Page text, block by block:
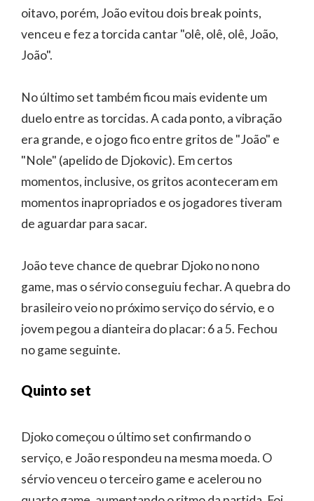
oitavo, porém, João evitou dois break points,
venceu e fez a torcida cantar "olê, olê, olê, João,
João".
No último set também ficou mais evidente um
duelo entre as torcidas. A cada ponto, a vibração
era grande, e o jogo fico entre gritos de "João" e
"Nole" (apelido de Djokovic). Em certos
momentos, inclusive, os gritos aconteceram em
momentos inapropriados e os jogadores tiveram
de aguardar para sacar.
João teve chance de quebrar Djoko no nono
game, mas o sérvio conseguiu fechar. A quebra do
brasileiro veio no próximo serviço do sérvio, e o
jovem pegou a dianteira do placar: 6 a 5. Fechou
no game seguinte.
Quinto set
Djoko começou o último set confirmando o
serviço, e João respondeu na mesma moeda. O
sérvio venceu o terceiro game e acelerou no